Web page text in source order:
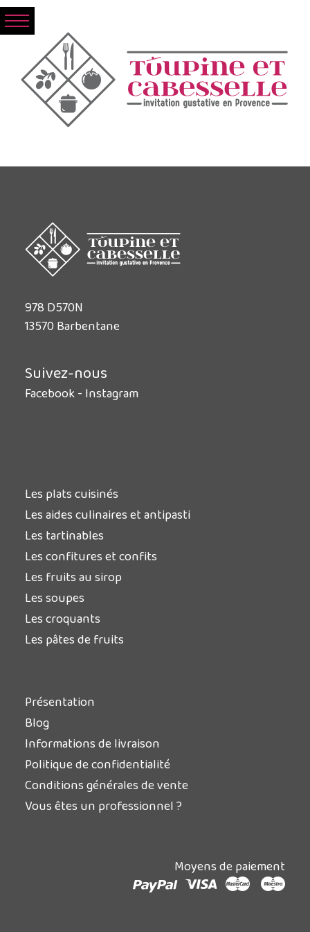
978 D570N
13570 Barbentane
Suivez-nous
Facebook- Instagram
Les plats cuisinés
Les aides culinaires et antipasti
Les tartinables
Les confitures et confits
Les fruits au sirop
Les soupes
Les croquants
Les pâtes de fruits
Présentation
Blog
Informations de livraison
Politique de confidentialité
Conditions générales de vente
Vous êtes un professionnel ?
Moyens de paiement